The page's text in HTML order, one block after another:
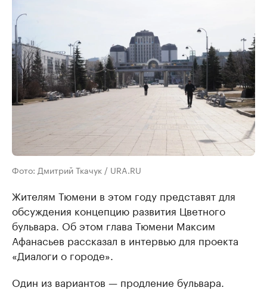
Фото: Дмитрий Ткачук / URA.RU
Жителям Тюмени в этом году представят для
обсуждения концепцию развития Цветного
бульвара. Об этом глава Тюмени Максим
Афанасьев рассказал в интервью для проекта
«Диалоги о городе».
Один из вариантов — продление бульвара.